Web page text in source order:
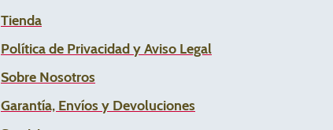
Tienda
Política de Privacidad y Aviso Legal
Sobre Nosotros
Garantía, Envíos y Devoluciones